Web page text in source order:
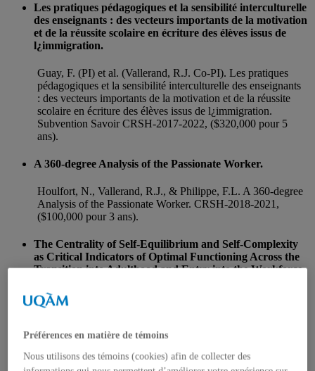
Les pratiques pédagogiques et la sensibilité interculturelle
des enseignants : des vecteurs importants de la motivation
et de la réussite scolaire en écriture des élèves issus de
l¿immigration.
Guay, F. (PI) et al. (Vallerand, R.J. Co-PI). Les pratiques
pédagogiques et la sensibilité interculturelle des enseignants
: des vecteurs importants de la motivation et de la réussite
scolaire en écriture des élèves issus de l¿immigration.
Subvention Savoir CRSH-2017-2022, ($320,000 pour 5
ans).
A 360-degree Analysis of the Passionate Worker.
Houlfort, N., Vallerand, R.J., & Philippe, F.L. A 360-degree
Analysis of the Passionate Worker. CRSH-2018-2021,
($100,000 pour 3 ans).
The Centrality of Self-Equilibrium and Self-Complexity
as Critical Indicators of Optimal Functioning Across the
Transition into Adulthood and Entry into the Workforce.
Morin, A. et al. (PI) (Vallerand, R.J., co-PI). The Centrality
of Self-Equilibrium and Self-Complexity as Critical
Adulthood and Entry into the Workforce. CRSH-2018-
Préférences en matière de témoins
Nous utilisons des témoins (cookies) afin de collecter des